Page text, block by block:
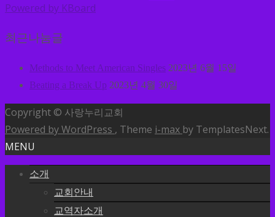
Powered by KBoard
최근나눔글
Methods to Meet American Singles 2023년 6월 15일
Beating a Break Up 2023년 4월 30일
Copyright © 사랑누리교회
Powered by WordPress , Theme i-max by TemplatesNext.
MENU
소개
교회안내
교역자소개